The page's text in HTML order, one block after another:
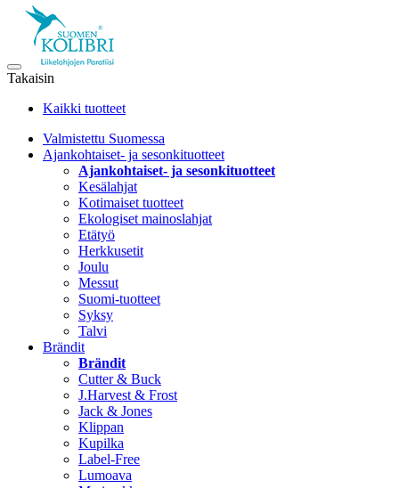
Takaisin
Kaikki tuotteet
Valmistettu Suomessa
Ajankohtaiset- ja sesonkituotteet
Ajankohtaiset- ja sesonkituotteet
Kesälahjat
Kotimaiset tuotteet
Ekologiset mainoslahjat
Etätyö
Herkkusetit
Joulu
Messut
Suomi-tuotteet
Syksy
Talvi
Brändit
Brändit
Cutter & Buck
J.Harvest & Frost
Jack & Jones
Klippan
Kupilka
Label-Free
Lumoava